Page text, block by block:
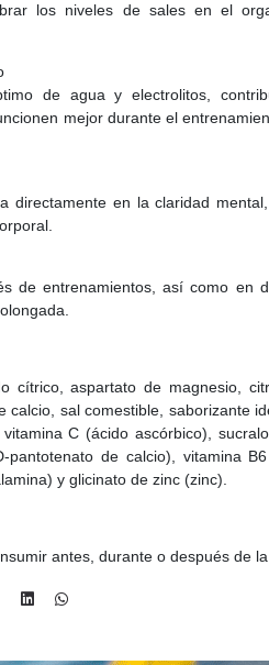
los niveles de sales en el
de agua y electrolitos,
mejor durante el
directamente en la claridad
de entrenamientos, así como en
cítrico, aspartato de magnesio,
calcio, sal comestible, saborizante
C (ácido ascórbico),
pantotenato de calcio), vitamina
y glicinato de zinc (zinc).
antes, durante o después de